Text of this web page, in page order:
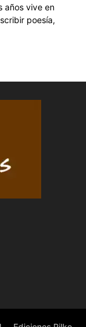
años vive en
poesía,